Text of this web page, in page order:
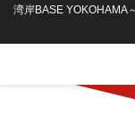
湾岸BASE YOKOHAMA